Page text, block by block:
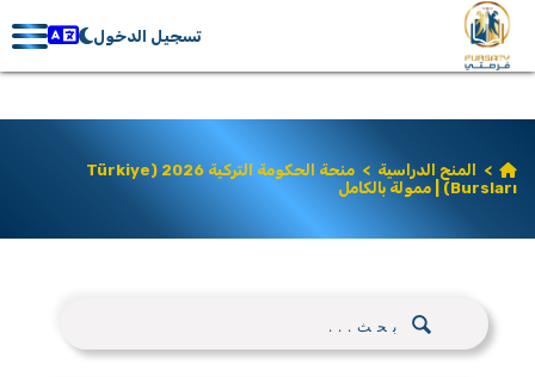
تسجيل الدخول
> المنح الدراسية >
منحة الحكومة التركية 2026 (Türkiye
Bursları) | ممولة بالكامل